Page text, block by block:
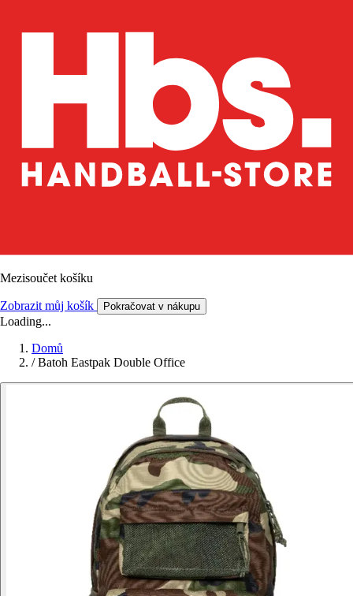
Mezisoučet košíku
Zobrazit můj košík Pokračovat v nákupu
Loading...
Domů
/ Batoh Eastpak Double Office